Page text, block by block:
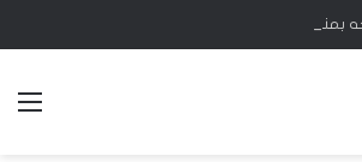
بالكيبل الضوئي